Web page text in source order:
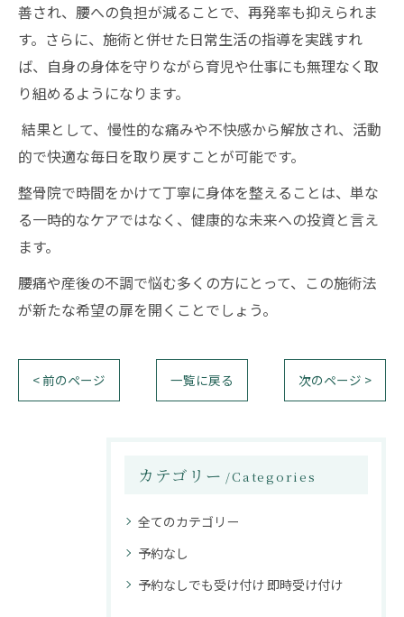
善され、腰への負担が減ることで、再発率も抑えられま
す。さらに、施術と併せた日常生活の指導を実践すれ
ば、自身の身体を守りながら育児や仕事にも無理なく取
り組めるようになります。
結果として、慢性的な痛みや不快感から解放され、活動
的で快適な毎日を取り戻すことが可能です。
整骨院で時間をかけて丁寧に身体を整えることは、単な
る一時的なケアではなく、健康的な未来への投資と言え
ます。
腰痛や産後の不調で悩む多くの方にとって、この施術法
が新たな希望の扉を開くことでしょう。
< 前のページ 一覧に戻る 次のページ >
カテゴリー Categories
全てのカテゴリー
予約なし
予約なしでも受け付け 即時受け付け